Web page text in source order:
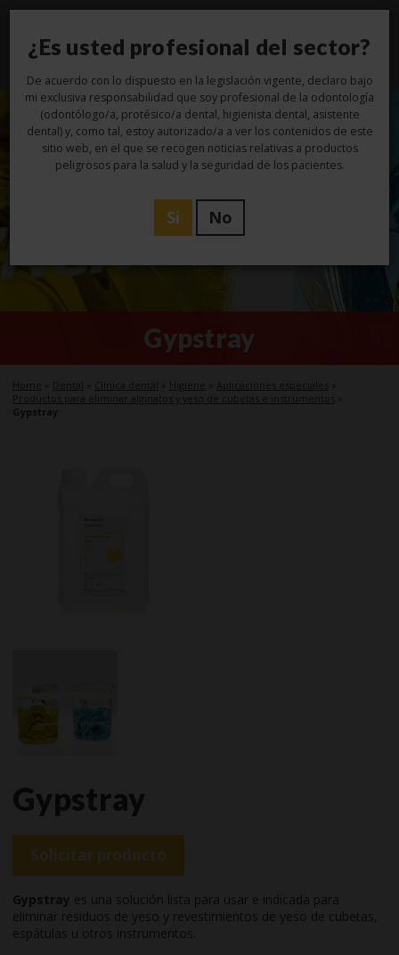
Gypstray
Home Dental Clínica dental Higiene Aplicaciones especiales
Productos para eliminar alginatos y yeso de cubetas e instrumentos
Gypstray
Gypstray
Solicitar producto
Gypstray es una solución lista para usar e indicada para
eliminar residuos de yeso y revestimientos de yeso de cubetas,
espátulas u otros instrumentos.
¿Es usted profesional del sector?
De acuerdo con lo dispuesto en la legislación vigente, declaro bajo
mi exclusiva responsabilidad que soy profesional de la odontología
(odontólogo/a, protésico/a dental, higienista dental, asistente
dental) y, como tal, estoy autorizado/a a ver los contenidos de este
sitio web, en el que se recogen noticias relativas a productos
peligrosos para la salud y la seguridad de los pacientes.
Si No